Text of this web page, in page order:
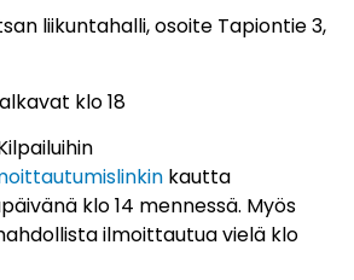
liikuntahalli, osoite Tapiontie 3,
klo 18
kautta
klo 14 mennessä. Myös
ilmoittautua vielä klo